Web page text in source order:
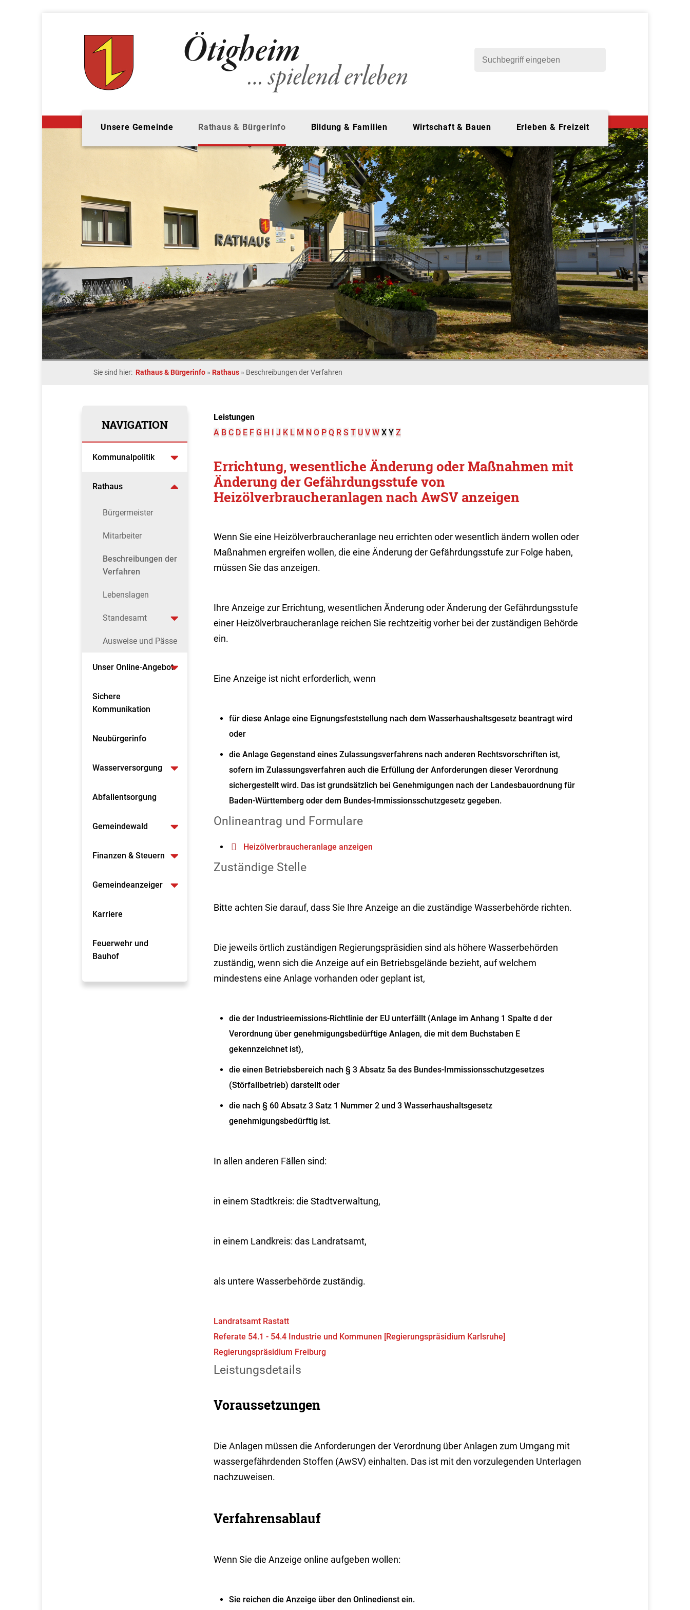
Unsere Gemeinde Rathaus & Bürgerinfo Bildung & Familien Wirtschaft & Bauen Erleben & Freizeit
Sie sind hier: Rathaus & Bürgerinfo » Rathaus » Beschreibungen der Verfahren
NAVIGATION
Kommunalpolitik
Rathaus
Bürgermeister
Mitarbeiter
Beschreibungen der
Verfahren
Lebenslagen
Standesamt
Ausweise und Pässe
Unser Online-Angebot
Sichere
Kommunikation
Neubürgerinfo
Wasserversorgung
Abfallentsorgung
Gemeindewald
Finanzen & Steuern
Gemeindeanzeiger
Karriere
Feuerwehr und
Bauhof
Leistungen
A B C D E F G H I J K L M N O P Q R S T U V W X Y Z
Errichtung, wesentliche Änderung oder Maßnahmen mit
Änderung der Gefährdungsstufe von
Heizölverbraucheranlagen nach AwSV anzeigen
Wenn Sie eine Heizölverbraucheranlage neu errichten oder wesentlich ändern wollen oder
Maßnahmen ergreifen wollen, die eine Änderung der Gefährdungsstufe zur Folge haben,
müssen Sie das anzeigen.
Ihre Anzeige zur Errichtung, wesentlichen Änderung oder Änderung der Gefährdungsstufe
einer Heizölverbraucheranlage reichen Sie rechtzeitig vorher bei der zuständigen Behörde
ein.
Eine Anzeige ist nicht erforderlich, wenn
für diese Anlage eine Eignungsfeststellung nach dem Wasserhaushaltsgesetz beantragt wird
oder
die Anlage Gegenstand eines Zulassungsverfahrens nach anderen Rechtsvorschriften ist,
sofern im Zulassungsverfahren auch die Erfüllung der Anforderungen dieser Verordnung
sichergestellt wird. Das ist grundsätzlich bei Genehmigungen nach der Landesbauordnung für
Baden-Württemberg oder dem Bundes-Immissionsschutzgesetz gegeben.
Onlineantrag und Formulare
Heizölverbraucheranlage anzeigen
Zuständige Stelle
Bitte achten Sie darauf, dass Sie Ihre Anzeige an die zuständige Wasserbehörde richten.
Die jeweils örtlich zuständigen Regierungspräsidien sind als höhere Wasserbehörden
zuständig, wenn sich die Anzeige auf ein Betriebsgelände bezieht, auf welchem
mindestens eine Anlage vorhanden oder geplant ist,
die der Industrieemissions-Richtlinie der EU unterfällt (Anlage im Anhang 1 Spalte d der
Verordnung über genehmigungsbedürftige Anlagen, die mit dem Buchstaben E
gekennzeichnet ist),
die einen Betriebsbereich nach § 3 Absatz 5a des Bundes-Immissionsschutzgesetzes
(Störfallbetrieb) darstellt oder
die nach § 60 Absatz 3 Satz 1 Nummer 2 und 3 Wasserhaushaltsgesetz
genehmigungsbedürftig ist.
In allen anderen Fällen sind:
in einem Stadtkreis: die Stadtverwaltung,
in einem Landkreis: das Landratsamt,
als untere Wasserbehörde zuständig.
Landratsamt Rastatt
Referate 54.1 - 54.4 Industrie und Kommunen [Regierungspräsidium Karlsruhe]
Regierungspräsidium Freiburg
Leistungsdetails
Voraussetzungen
Die Anlagen müssen die Anforderungen der Verordnung über Anlagen zum Umgang mit
wassergefährdenden Stoffen (AwSV) einhalten. Das ist mit den vorzulegenden Unterlagen
nachzuweisen.
Verfahrensablauf
Wenn Sie die Anzeige online aufgeben wollen:
Sie reichen die Anzeige über den Onlinedienst ein.